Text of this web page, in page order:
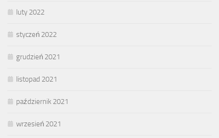
luty 2022
styczeń 2022
grudzień 2021
listopad 2021
październik 2021
wrzesień 2021